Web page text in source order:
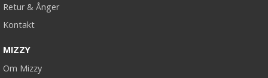
Retur & Ånger
Kontakt
MIZZY
Om Mizzy